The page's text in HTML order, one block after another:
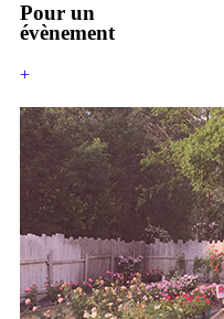
Pour un
évènement
+